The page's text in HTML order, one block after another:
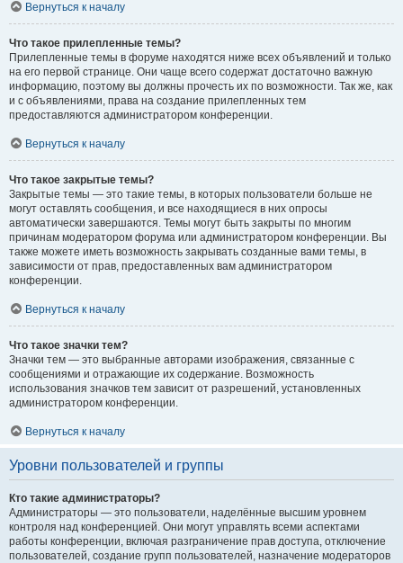
Вернуться к началу
Что такое прилепленные темы?
Прилепленные темы в форуме находятся ниже всех объявлений и только
на его первой странице. Они чаще всего содержат достаточно важную
информацию, поэтому вы должны прочесть их по возможности. Так же, как
и с объявлениями, права на создание прилепленных тем
предоставляются администратором конференции.
Вернуться к началу
Что такое закрытые темы?
Закрытые темы — это такие темы, в которых пользователи больше не
могут оставлять сообщения, и все находящиеся в них опросы
автоматически завершаются. Темы могут быть закрыты по многим
причинам модератором форума или администратором конференции. Вы
также можете иметь возможность закрывать созданные вами темы, в
зависимости от прав, предоставленных вам администратором
конференции.
Вернуться к началу
Что такое значки тем?
Значки тем — это выбранные авторами изображения, связанные с
сообщениями и отражающие их содержание. Возможность
использования значков тем зависит от разрешений, установленных
администратором конференции.
Вернуться к началу
Уровни пользователей и группы
Кто такие администраторы?
Администраторы — это пользователи, наделённые высшим уровнем
контроля над конференцией. Они могут управлять всеми аспектами
работы конференции, включая разграничение прав доступа, отключение
пользователей, создание групп пользователей, назначение модераторов